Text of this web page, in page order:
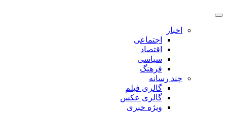
اخبار
اجتماعی
اقتصاد
سیاسی
فرهنگ
چند رسانه
گالری فیلم
گالری عکس
ویژه خبری